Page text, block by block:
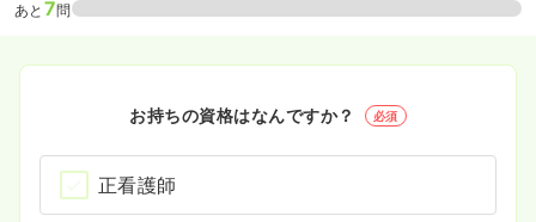
あと 7問
お持ちの資格はなんですか？ 必須
正看護師